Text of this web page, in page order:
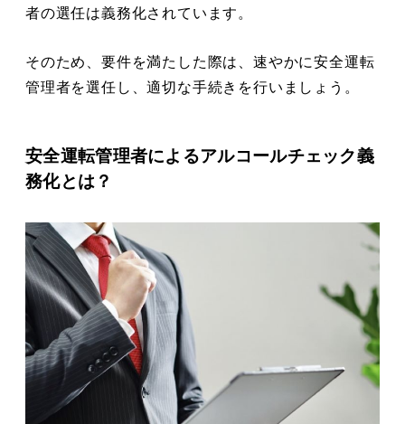
者の選任は義務化されています。
そのため、要件を満たした際は、速やかに安全運転
管理者を選任し、適切な手続きを行いましょう。
安全運転管理者によるアルコールチェック義
務化とは？